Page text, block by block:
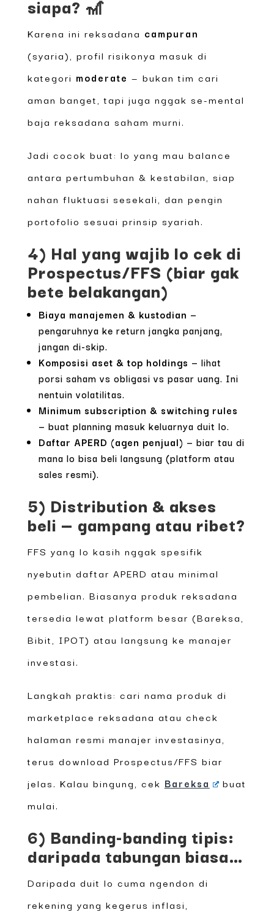
siapa? 🎢
Karena ini reksadana campuran
(syaria), profil risikonya masuk di
kategori moderate — bukan tim cari
aman banget, tapi juga nggak se-mental
baja reksadana saham murni.
Jadi cocok buat: lo yang mau balance
antara pertumbuhan & kestabilan, siap
nahan fluktuasi sesekali, dan pengin
portofolio sesuai prinsip syariah.
4) Hal yang wajib lo cek di
Prospectus/FFS (biar gak
bete belakangan)
Biaya manajemen & kustodian —
pengaruhnya ke return jangka panjang,
jangan di-skip.
Komposisi aset & top holdings — lihat
porsi saham vs obligasi vs pasar uang. Ini
nentuin volatilitas.
Minimum subscription & switching rules
— buat planning masuk keluarnya duit lo.
Daftar APERD (agen penjual) — biar tau di
mana lo bisa beli langsung (platform atau
sales resmi).
5) Distribution & akses
beli — gampang atau ribet?
FFS yang lo kasih nggak spesifik
nyebutin daftar APERD atau minimal
pembelian. Biasanya produk reksadana
tersedia lewat platform besar (Bareksa,
Bibit, IPOT) atau langsung ke manajer
investasi.
Langkah praktis: cari nama produk di
marketplace reksadana atau check
halaman resmi manajer investasinya,
terus download Prospectus/FFS biar
jelas. Kalau bingung, cek Bareksa
buat
mulai.
6) Banding-banding tipis:
daripada tabungan biasa…
Daripada duit lo cuma ngendon di
rekening yang kegerus inflasi,